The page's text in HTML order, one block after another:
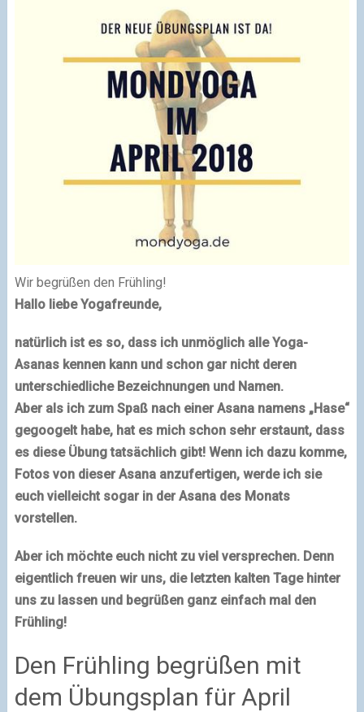
Wir begrüßen den Frühling!
Hallo liebe Yogafreunde,
natürlich ist es so, dass ich unmöglich alle Yoga-
Asanas kennen kann und schon gar nicht deren
unterschiedliche Bezeichnungen und Namen.
Aber als ich zum Spaß nach einer Asana namens „Hase“
gegoogelt habe, hat es mich schon sehr erstaunt, dass
es diese Übung tatsächlich gibt! Wenn ich dazu komme,
Fotos von dieser Asana anzufertigen, werde ich sie
euch vielleicht sogar in der Asana des Monats
vorstellen.
Aber ich möchte euch nicht zu viel versprechen. Denn
eigentlich freuen wir uns, die letzten kalten Tage hinter
uns zu lassen und begrüßen ganz einfach mal den
Frühling!
Den Frühling begrüßen mit
dem Übungsplan für April